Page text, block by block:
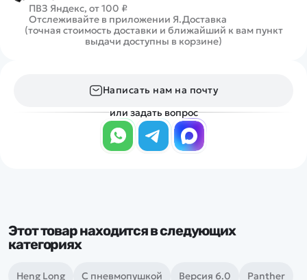
ПВЗ Яндекс, от 100 ₽
Отслеживайте в приложении Я.Доставка
(точная стоимость доставки и ближайший к вам пункт
выдачи доступны в корзине)
Написать нам на почту
или задать вопрос
Этот товар находится в следующих
категориях
Heng Long С пневмопушкой Версия 6.0 Panther